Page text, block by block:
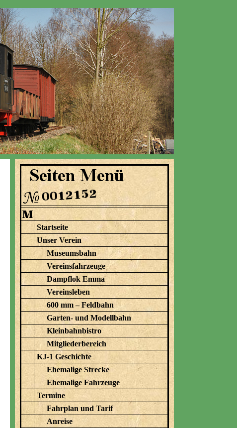
Startseite
Unser Verein
Museumsbahn
Vereinsfahrzeuge
Dampflok Emma
Vereinsleben
600 mm – Feldbahn
Garten- und Modellbahn
Kleinbahnbistro
Mitgliederbereich
KJ-1 Geschichte
Ehemalige Strecke
Ehemalige Fahrzeuge
Termine
Fahrplan und Tarif
Anreise